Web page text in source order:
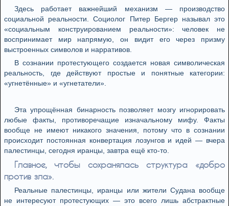
Здесь работает важнейший механизм — производство
социальной реальности. Социолог Питер Бергер называл это
«социальным конструированием реальности»: человек не
воспринимает мир напрямую, он видит его через призму
выстроенных символов и нарративов.
В сознании протестующего создается новая символическая
реальность, где действуют простые и понятные категории:
«угнетённые» и «угнетатели».
Эта упрощённая бинарность позволяет мозгу игнорировать
любые факты, противоречащие изначальному мифу. Факты
вообще не имеют никакого значения, потому что в сознании
происходит постоянная конвертация лозунгов и идей — вчера
палестинцы, сегодня иранцы, завтра ещё кто-то.
Главное, чтобы сохранялась структура «добро
против зла».
Реальные палестинцы, иранцы или жители Судана вообще
не интересуют протестующих — это всего лишь абстрактные